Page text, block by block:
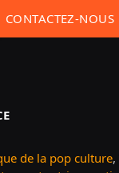
CONTACTEZ-NOUS
de la pop culture,